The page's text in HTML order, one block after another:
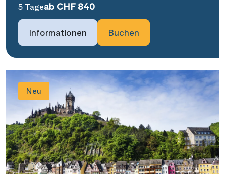
5 Tageab CHF 840
Informationen Buchen
Neu